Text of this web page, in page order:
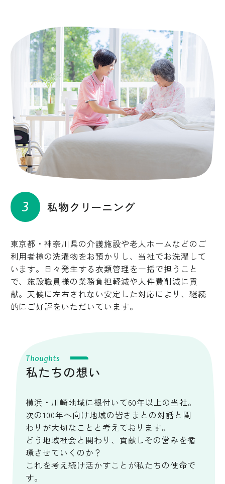
3 私物クリーニング
東京都・神奈川県の介護施設や老人ホームなどのご
利用者様の洗濯物をお預かりし、当社でお洗濯して
います。日々発生する衣類管理を一括で担うこと
で、施設職員様の業務負担軽減や人件費削減に貢
献。天候に左右されない安定した対応により、継続
的にご好評をいただいています。
Thoughts
私たちの想い
横浜・川崎地域に根付いて60年以上の当社。
次の100年へ向け地域の皆さまとの対話と関
わりが大切なことと考えております。
どう地域社会と関わり、貢献しその営みを循
環させていくのか？
これを考え続け活かすことが私たちの使命で
す。